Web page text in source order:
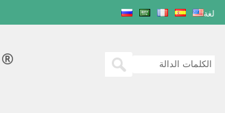
لغة
